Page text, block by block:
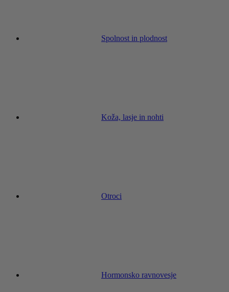
Spolnost in plodnost
Koža, lasje in nohti
Otroci
Hormonsko ravnovesje